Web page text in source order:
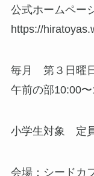
公式ホームペー
https://
毎月 第３日曜
午前の部10:00
小学生対象 定
会場：シードカ